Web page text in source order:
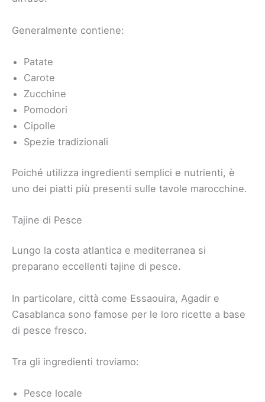
Generalmente contiene:
Patate
Carote
Zucchine
Pomodori
Cipolle
Spezie tradizionali
Poiché utilizza ingredienti semplici e nutrienti, è
uno dei piatti più presenti sulle tavole marocchine.
Tajine di Pesce
Lungo la costa atlantica e mediterranea si
preparano eccellenti tajine di pesce.
In particolare, città come Essaouira, Agadir e
Casablanca sono famose per le loro ricette a base
di pesce fresco.
Tra gli ingredienti troviamo:
Pesce locale